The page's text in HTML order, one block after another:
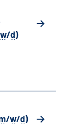
w/d)
/w/d)